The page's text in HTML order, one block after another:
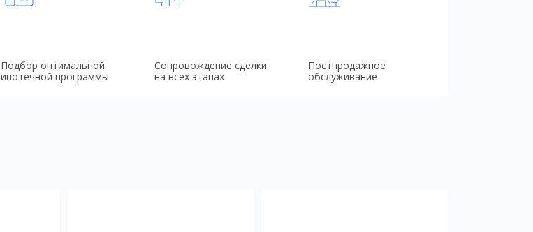
Подбор оптимальной
ипотечной программы
Сопровождение сделки
на всех этапах
Постпродажное
обслуживание